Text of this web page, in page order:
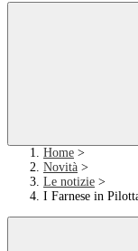
Home >
Novità >
Le notizie >
I Farnese in